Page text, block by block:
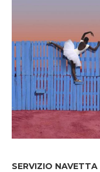
SERVIZIO NAVETTA